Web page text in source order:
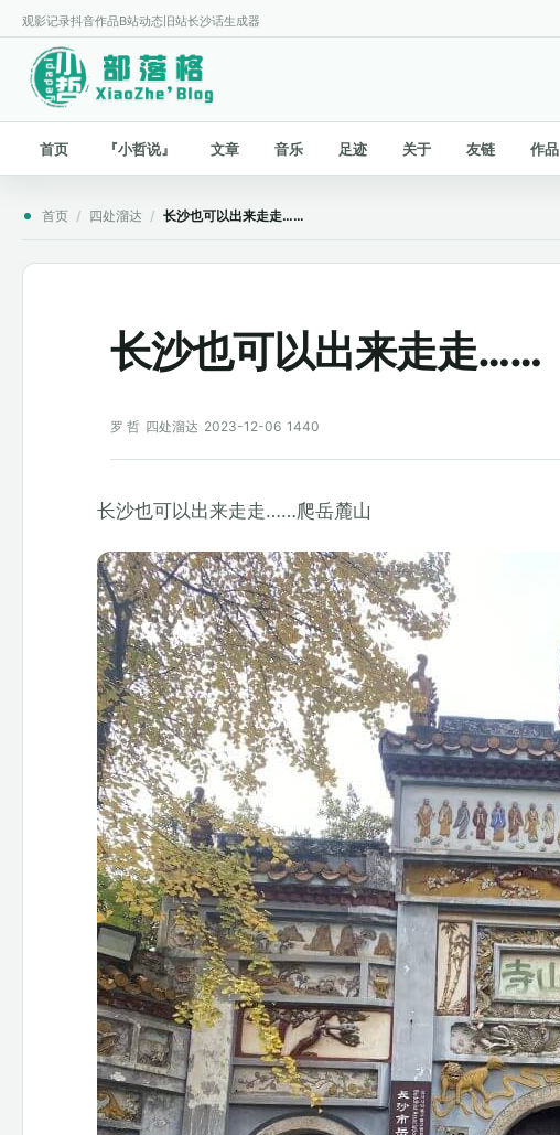
观影记录抖音作品B站动态 旧站长沙话生成器
首页 『小哲说』 文章 音乐 足迹 关于 友链 作品
首页 / 四处溜达 / 长沙也可以出来走走……
长沙也可以出来走走……
罗 哲 四处溜达 2023-12-06 1440
长沙也可以出来走走……爬岳麓山